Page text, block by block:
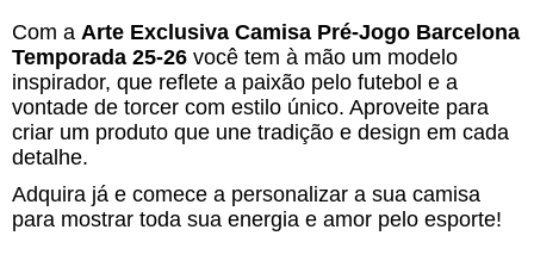
Com a Arte Exclusiva Camisa Pré-Jogo Barcelona
Temporada 25-26 você tem à mão um modelo
inspirador, que reflete a paixão pelo futebol e a
vontade de torcer com estilo único. Aproveite para
criar um produto que une tradição e design em cada
detalhe.
Adquira já e comece a personalizar a sua camisa
para mostrar toda sua energia e amor pelo esporte!